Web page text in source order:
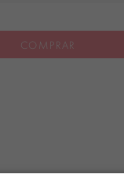
COMPRAR